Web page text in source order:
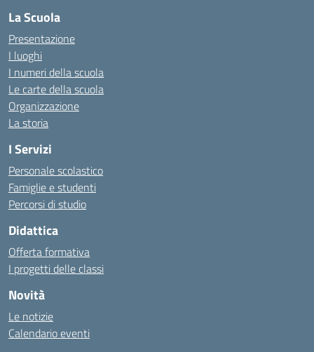
La Scuola
Presentazione
I luoghi
I numeri della scuola
Le carte della scuola
Organizzazione
La storia
I Servizi
Personale scolastico
Famiglie e studenti
Percorsi di studio
Didattica
Offerta formativa
I progetti delle classi
Novità
Le notizie
Calendario eventi